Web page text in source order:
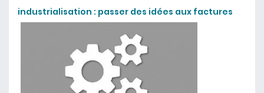
industrialisation : passer des idées aux factures